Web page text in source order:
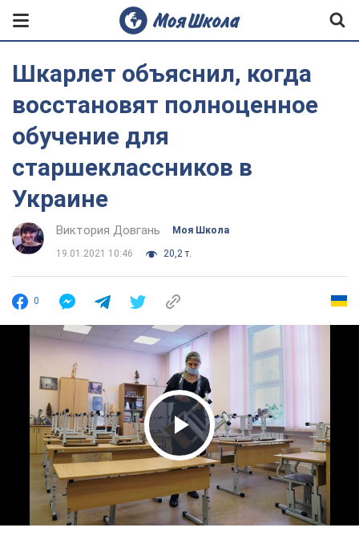
Шкарлет объяснил, когда
восстановят полноценное
обучение для
старшеклассников в
Украине
Виктория Довгань Моя Школа
19.01.2021 10:46 20,2 т.
0
Play Video